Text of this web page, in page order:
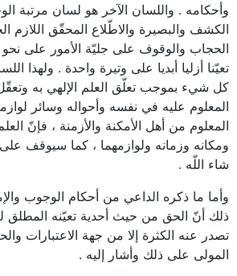
وأحكامه . واللسان الآخر هو لسان مرتبة
الكشف والبصيرة والاطّلاع المحقّق اللازم
الحجاب والوقوف على جليّة الأمور على
تعيّنا أزليا أبديا على وتيرة واحدة . ولهذا
كل شيء بموجب تعلّق العلم الإلهي به
المعلوم عليه في نفسه وأحواله وسائر
المعلوم من أهل الأمكنة والأزمنة ، فإنّ
ومكانه وزمانه ولوازمهما ، كما سيوقف
شاء اللّه .
وأما ما ذكره الداعي من أحكام الوجوب
ذلك أنّ الحق من حيث أحدية تعيّنه المطلق
تصدر عنه الكثرة إلا من جهة الاعتبارات
المولى على ذلك وأشار إليه .